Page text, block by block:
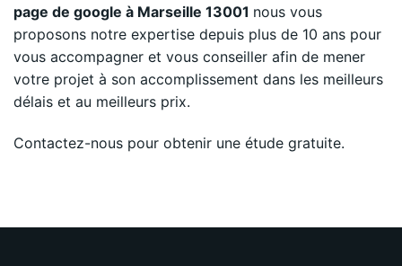
page de google à Marseille 13001 nous vous
proposons notre expertise depuis plus de 10 ans pour
vous accompagner et vous conseiller afin de mener
votre projet à son accomplissement dans les meilleurs
délais et au meilleurs prix.
Contactez-nous pour obtenir une étude gratuite.